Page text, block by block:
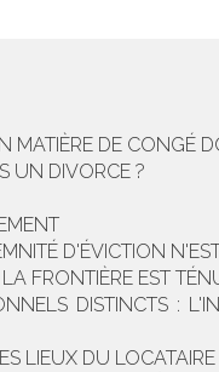
MATIÈRE DE CONGÉ
UN DIVORCE ?
D'ÉVICTION
FRONTIÈRE EST
DISTINCTS :
LIEUX DU LOCATAIRE